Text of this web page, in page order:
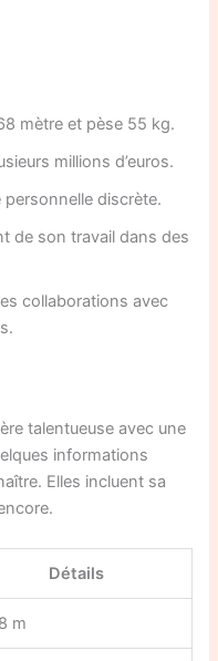
mètre et pèse 55 kg.
millions d’euros.
personnelle discrète.
de son travail dans des
collaborations avec
talentueuse avec une
informations
Elles incluent sa
Détails
m